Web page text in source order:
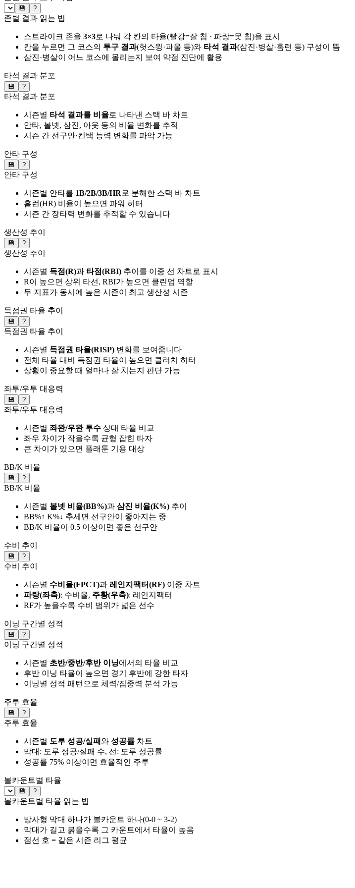
💾 ?
존별 결과 읽는 법
스트라이크 존을 3×3로 나눠 각 칸의 타율(빨강=잘 침 · 파랑=못 침)을 표시
칸을 누르면 그 코스의 투구 결과(헛스윙·파울 등)와 타석 결과(삼진·병살·홈런 등) 구성이 뜸
삼진·병살이 어느 코스에 몰리는지 보여 약점 진단에 활용
타석 결과 분포
💾 ?
타석 결과 분포
시즌별 타석 결과를 비율로 나타낸 스택 바 차트
안타, 볼넷, 삼진, 아웃 등의 비율 변화를 추적
시즌 간 선구안·컨택 능력 변화를 파악 가능
안타 구성
💾 ?
안타 구성
시즌별 안타를 1B/2B/3B/HR로 분해한 스택 바 차트
홈런(HR) 비율이 높으면 파워 히터
시즌 간 장타력 변화를 추적할 수 있습니다
생산성 추이
💾 ?
생산성 추이
시즌별 득점(R)과 타점(RBI) 추이를 이중 선 차트로 표시
R이 높으면 상위 타선, RBI가 높으면 클린업 역할
두 지표가 동시에 높은 시즌이 최고 생산성 시즌
득점권 타율 추이
💾 ?
득점권 타율 추이
시즌별 득점권 타율(RISP) 변화를 보여줍니다
전체 타율 대비 득점권 타율이 높으면 클러치 히터
상황이 중요할 때 얼마나 잘 치는지 판단 가능
좌투/우투 대응력
💾 ?
좌투/우투 대응력
시즌별 좌완/우완 투수 상대 타율 비교
좌우 차이가 작을수록 균형 잡힌 타자
큰 차이가 있으면 플래툰 기용 대상
BB/K 비율
💾 ?
BB/K 비율
시즌별 볼넷 비율(BB%)과 삼진 비율(K%) 추이
BB%↑ K%↓ 추세면 선구안이 좋아지는 중
BB/K 비율이 0.5 이상이면 좋은 선구안
수비 추이
💾 ?
수비 추이
시즌별 수비율(FPCT)과 레인지팩터(RF) 이중 차트
파랑(좌축): 수비율, 주황(우축): 레인지팩터
RF가 높을수록 수비 범위가 넓은 선수
이닝 구간별 성적
💾 ?
이닝 구간별 성적
시즌별 초반/중반/후반 이닝에서의 타율 비교
후반 이닝 타율이 높으면 경기 후반에 강한 타자
이닝별 성적 패턴으로 체력/집중력 분석 가능
주루 효율
💾 ?
주루 효율
시즌별 도루 성공/실패와 성공률 차트
막대: 도루 성공/실패 수, 선: 도루 성공률
성공률 75% 이상이면 효율적인 주루
볼카운트별 타율
💾 ?
볼카운트별 타율 읽는 법
방사형 막대 하나가 볼카운트 하나(0-0 ~ 3-2)
막대가 길고 붉을수록 그 카운트에서 타율이 높음
점선 호 = 같은 시즌 리그 평균